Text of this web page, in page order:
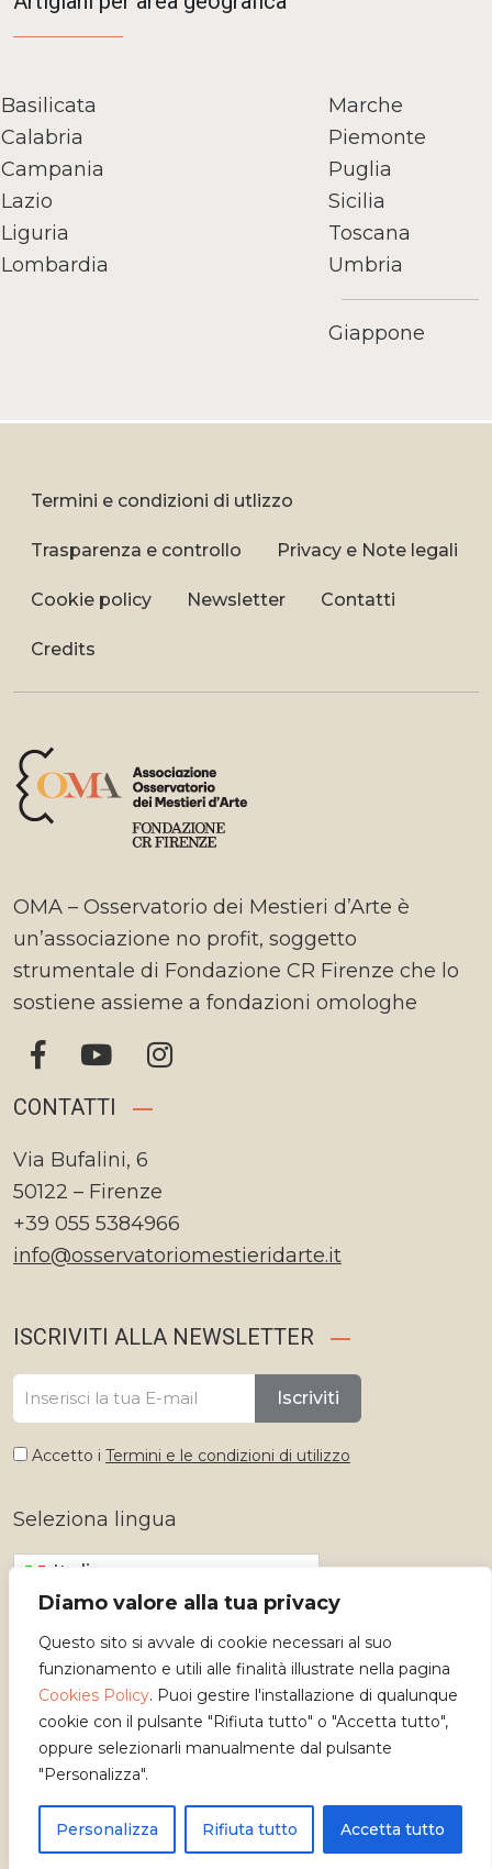
Diamo valore alla tua privacy
Questo sito si avvale di cookie necessari al suo
funzionamento e utili alle finalità illustrate nella pagina
Cookies Policy. Puoi gestire l'installazione di qualunque
cookie con il pulsante "Rifiuta tutto" o "Accetta tutto",
oppure selezionarli manualmente dal pulsante
"Personalizza".
Personalizza Rifiuta tutto Accetta tutto
Basilicata
Calabria
Campania
Lazio
Liguria
Lombardia
Marche
Piemonte
Puglia
Sicilia
Toscana
Umbria
Giappone
Termini e condizioni di utlizzo
Trasparenza e controllo Privacy e Note legali
Cookie policy Newsletter Contatti
Credits
OMA – Osservatorio dei Mestieri d’Arte è
un’associazione no profit, soggetto
strumentale di Fondazione CR Firenze che lo
sostiene assieme a fondazioni omologhe
CONTATTI
Via Bufalini, 6
50122 – Firenze
+39 055 5384966
info@osservatoriomestieridarte.it
ISCRIVITI ALLA NEWSLETTER
Iscriviti
Accetto i Termini e le condizioni di utilizzo
Seleziona lingua
Italiano
Copyright 2026 - Osservatorio dei Mestieri d'Arte